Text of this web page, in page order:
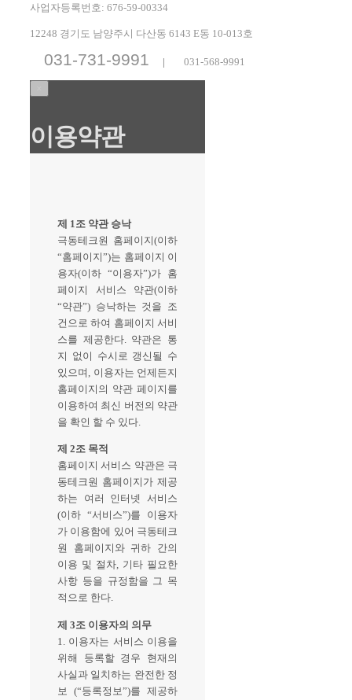
사업자등록번호: 676-59-00334
12248 경기도 남양주시 다산동 6143 E동 10-013호
031-731-9991 | 031-568-9991
이용약관
제 1조 약관 승낙
극동테크원 홈페이지(이하
“홈페이지”)는 홈페이지 이
용자(이하 “이용자”)가 홈
페이지 서비스 약관(이하
“약관”) 승낙하는 것을 조
건으로 하여 홈페이지 서비
스를 제공한다. 약관은 통
지 없이 수시로 갱신될 수
있으며, 이용자는 언제든지
홈페이지의 약관 페이지를
이용하여 최신 버전의 약관
을 확인 할 수 있다.
제 2조 목적
홈페이지 서비스 약관은 극
동테크원 홈페이지가 제공
하는 여러 인터넷 서비스
(이하 “서비스”)를 이용자
가 이용함에 있어 극동테크
원 홈페이지와 귀하 간의
이용 및 절차, 기타 필요한
사항 등을 규정함을 그 목
적으로 한다.
제 3조 이용자의 의무
1. 이용자는 서비스 이용을
위해 등록할 경우 현재의
사실과 일치하는 완전한 정
보 (“등록정보”)를 제공하